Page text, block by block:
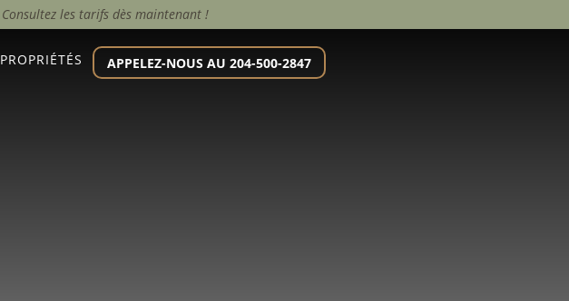
Consultez les tarifs dès maintenant !
PROPRIÉTÉS APPELEZ-NOUS AU 204-500-2847